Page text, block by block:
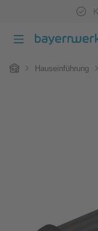
Zum Hauptinhalt
HomeHauseinführung